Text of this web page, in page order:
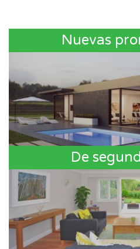
Nuevas
De